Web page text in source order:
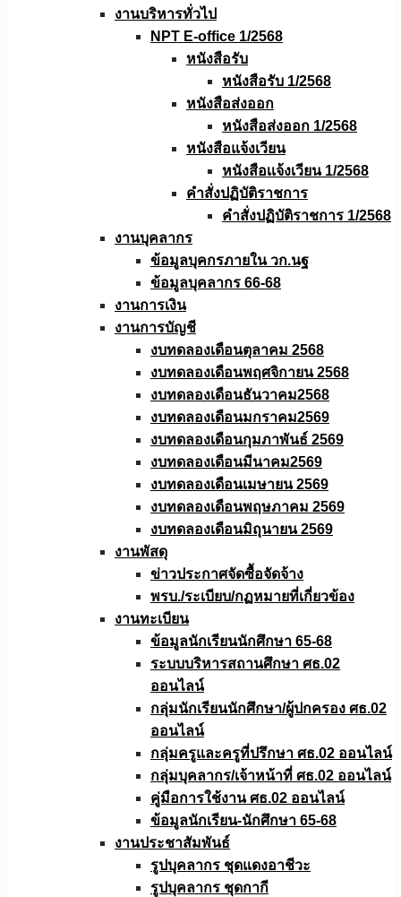
งานบริหารทั่วไป
NPT E-office 1/2568
หนังสือรับ
หนังสือรับ 1/2568
หนังสือส่งออก
หนังสือส่งออก 1/2568
หนังสือแจ้งเวียน
หนังสือเเจ้งเวียน 1/2568
คำสั่งปฏิบัติราชการ
คำสั่งปฏิบัติราชการ 1/2568
งานบุคลากร
ข้อมูลบุคกรภายใน วก.นฐ
ข้อมูลบุคลากร 66-68
งานการเงิน
งานการบัญชี
งบทดลองเดือนตุลาคม 2568
งบทดลองเดือนพฤศจิกายน 2568
งบทดลองเดือนธันวาคม2568
งบทดลองเดือนมกราคม2569
งบทดลองเดือนกุมภาพันธ์ 2569
งบทดลองเดือนมีนาคม2569
งบทดลองเดือนเมษายน 2569
งบทดลองเดือนพฤษภาคม 2569
งบทดลองเดือนมิถุนายน 2569
งานพัสดุ
ข่าวประกาศจัดซื้อจัดจ้าง
พรบ./ระเบียบ/กฏหมายที่เกี่ยวข้อง
งานทะเบียน
ข้อมูลนักเรียนนักศึกษา 65-68
ระบบบริหารสถานศึกษา ศธ.02
ออนไลน์
กลุ่มนักเรียนนักศึกษา/ผู้ปกครอง ศธ.02
ออนไลน์
กลุ่มครูและครูที่ปรึกษา ศธ.02 ออนไลน์
กลุ่มบุคลากร/เจ้าหน้าที่ ศธ.02 ออนไลน์
คู่มือการใช้งาน ศธ.02 ออนไลน์
ข้อมูลนักเรียน-นักศึกษา 65-68
งานประชาสัมพันธ์
รูปบุคลากร ชุดแดงอาชีวะ
รูปบุคลากร ชุดกากี